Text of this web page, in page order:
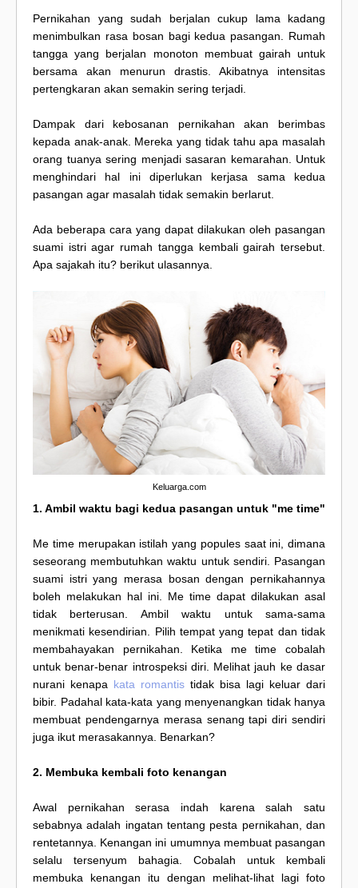
Pernikahan yang sudah berjalan cukup lama kadang
menimbulkan rasa bosan bagi kedua pasangan. Rumah
tangga yang berjalan monoton membuat gairah untuk
bersama akan menurun drastis. Akibatnya intensitas
pertengkaran akan semakin sering terjadi.
Dampak dari kebosanan pernikahan akan berimbas
kepada anak-anak. Mereka yang tidak tahu apa masalah
orang tuanya sering menjadi sasaran kemarahan. Untuk
menghindari hal ini diperlukan kerjasa sama kedua
pasangan agar masalah tidak semakin berlarut.
Ada beberapa cara yang dapat dilakukan oleh pasangan
suami istri agar rumah tangga kembali gairah tersebut.
Apa sajakah itu? berikut ulasannya.
Keluarga.com
1. Ambil waktu bagi kedua pasangan untuk "me time"
Me time merupakan istilah yang popules saat ini, dimana
seseorang membutuhkan waktu untuk sendiri. Pasangan
suami istri yang merasa bosan dengan pernikahannya
boleh melakukan hal ini. Me time dapat dilakukan asal
tidak berterusan. Ambil waktu untuk sama-sama
menikmati kesendirian. Pilih tempat yang tepat dan tidak
membahayakan pernikahan. Ketika me time cobalah
untuk benar-benar introspeksi diri. Melihat jauh ke dasar
nurani kenapa kata romantis tidak bisa lagi keluar dari
bibir. Padahal kata-kata yang menyenangkan tidak hanya
membuat pendengarnya merasa senang tapi diri sendiri
juga ikut merasakannya. Benarkan?
2. Membuka kembali foto kenangan
Awal pernikahan serasa indah karena salah satu
sebabnya adalah ingatan tentang pesta pernikahan, dan
rentetannya. Kenangan ini umumnya membuat pasangan
selalu tersenyum bahagia. Cobalah untuk kembali
membuka kenangan itu dengan melihat-lihat lagi foto